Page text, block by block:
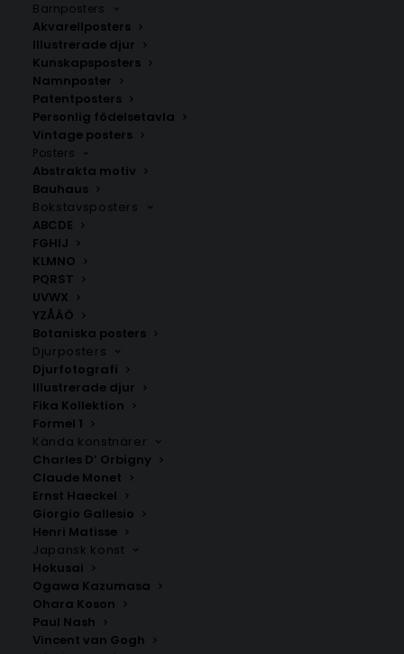
Barnposters
Akvarellposters
Illustrerade djur
Kunskapsposters
Namnposter
Patentposters
Personlig födelsetavla
Vintage posters
Posters
Abstrakta motiv
Bauhaus
Bokstavsposters
ABCDE
FGHIJ
KLMNO
PQRST
UVWX
YZÅÄÖ
Botaniska posters
Djurposters
Djurfotografi
Illustrerade djur
Fika Kollektion
Formel 1
Kända konstnärer
Charles D’ Orbigny
Claude Monet
Ernst Haeckel
Giorgio Gallesio
Henri Matisse
Japansk konst
Hokusai
Ogawa Kazumasa
Ohara Koson
Paul Nash
Vincent van Gogh
Handritad karta över Kiruna i
Välj mellan fyra olika storlekar: 50×70 cm, 40×50 cm,
30×40 cm och 21×30 cm.
Kiruna kommun,Norrbottens län
ANDRA KÖPTE ÄVEN
Aapua
Fr.200.00